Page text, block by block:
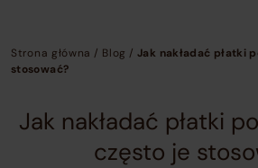
Strona główna / Blog /Jak nakładać płatki
stosować?
Jak nakładać płatki
często je